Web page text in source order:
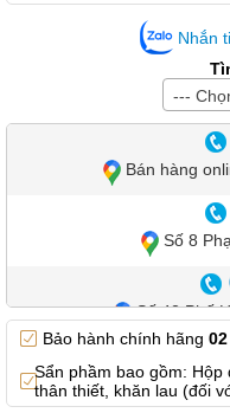
Nhắn
---
Bán hàng
Số 8
Số 42 Phố
Showroom 3: Số 87
Bảo hành chính hãng 02
Sẩn phầm bao gồm:
thân thiết, khăn lau (đối